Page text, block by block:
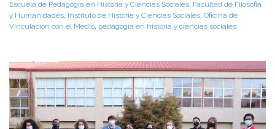
Escuela de Pedagogía en Historia y Ciencias Sociales, Facultad de Filosofia
y Humanidades, Instituto de Historia y Ciencias Sociales, Oficina de
Vinculación con el Medio, pedagogía en historia y ciencias sociales